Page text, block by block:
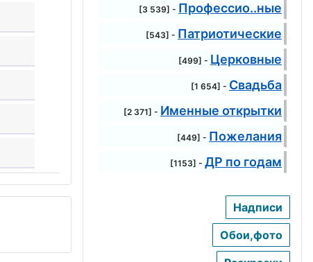
[3 539] - Профессио..ные
[543] - Патриотические
[499] - Церковные
[1 654] - Свадьба
[2 371] - Именные открытки
[449] - Пожелания
[1153] - ДР по годам
Надписи
Обои,фото